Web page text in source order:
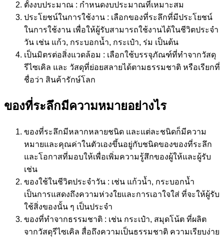
ตั้งงบประมาณ : กำหนดงบประมาณที่เหมาะสม
ประโยชน์ในการใช้งาน : เลือกของที่ระลึกที่มีประโยชน์
ในการใช้งาน เพื่อให้ผู้รับสามารถใช้งานได้ในชีวิตประจำ
วัน เช่น แก้ว, กระบอกน้ำ, กระเป๋า, ร่ม เป็นต้น
เป็นมิตรต่อสิ่งแวดล้อม : เลือกใช้บรรจุภัณฑ์ที่ทำจากวัสดุ
รีไซเคิล และ วัสดุที่ย่อยสลายได้ตามธรรมชาติ หรือเรียกที่
ชื่อว่า สินค้ารักษ์โลก
ของที่ระลึกมีความหมายอย่างไร
ของที่ระลึกมีหลากหลายชนิด และแต่ละชนิดก็มีความ
หมายและคุณค่าในตัวเองขึ้นอยู่กับชนิดของของที่ระลึก
และโอกาสที่มอบให้เพื่อเพิ่มความรู้สึกของผู้ให้และผู้รับ
เช่น
ของใช้ในชีวิตประจำวัน : เช่น แก้วน้ำ, กระบอกน้ำ
เป็นการแสดงถึงความห่วงใยและการเอาใจใส่ ที่จะให้ผู้รับ
ใช้สิ่งของนั้น ๆ เป็นประจำ
ของที่ทำจากธรรมชาติ : เช่น กระเป๋า, สมุดโน้ต ที่ผลิต
จากวัสดุรีไซเคิล สื่อถึงความเป็นธรรมชาติ ความเรียบง่าย